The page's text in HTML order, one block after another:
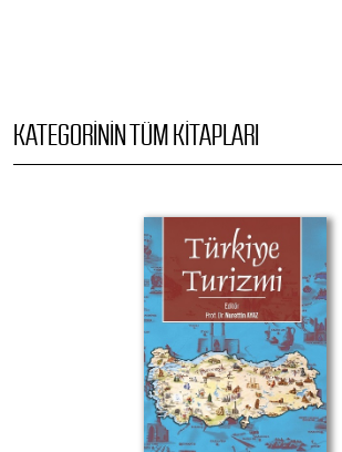
KATEGORININ TÜM KITAPLARI